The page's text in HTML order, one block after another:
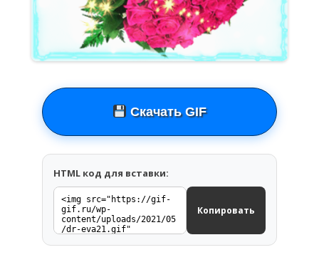
Скачать GIF
HTML код для вставки:
Копировать